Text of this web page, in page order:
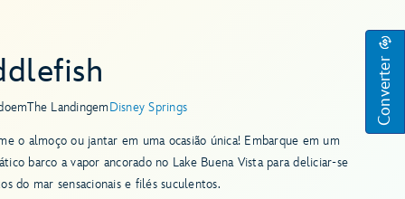
Converter
emThe LandingemDisney Springs
o almoço ou jantar em uma ocasião única! Embarque em um
barco a vapor ancorado no Lake Buena Vista para deliciar-se
do mar sensacionais e filés suculentos.